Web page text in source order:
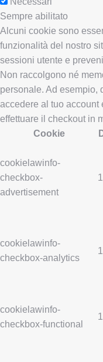
Sempre abilitato
Alcuni cookie sono
funzionalità del nostro
sessioni utente e
Non raccolgono né
personale. Ad esempio,
accedere al tuo account
effettuare il checkout in
Cookie
cookielawinfo-
checkbox-
advertisement
cookielawinfo-
checkbox-analytics
cookielawinfo-
checkbox-functional